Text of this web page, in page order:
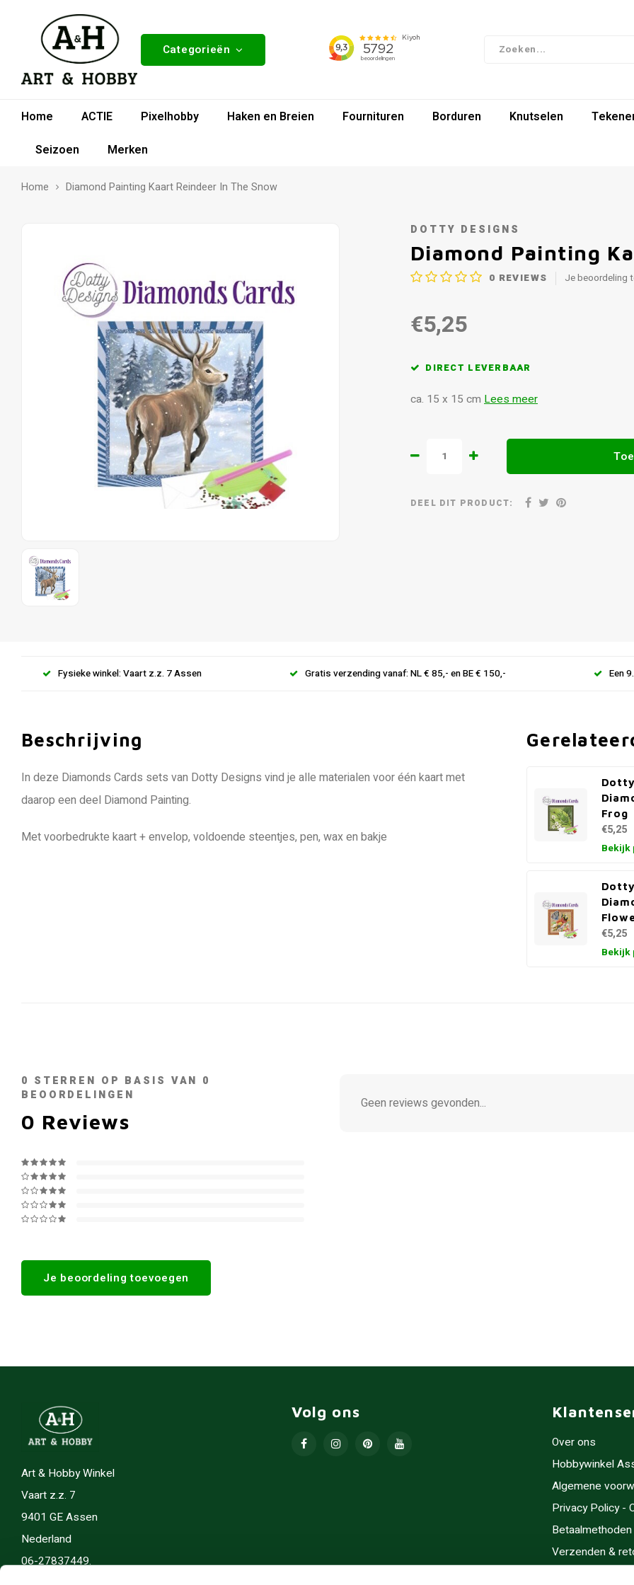
Categorieën
Home ACTIE Pixelhobby Haken en Breien Fournituren Borduren Knutselen
Seizoen
Merken
Home Diamond Painting Kaart Reindeer In The Snow
DOTTY DESIGNS
Diamond Painting
0 REVIEWS Je beoordeling
€5,25
DIRECT LEVERBAAR
ca. 15 x 15 cm Lees meer
DEEL DIT PRODUCT:
Fysieke winkel: Vaart z.z. 7 Assen Gratis verzending vanaf: NL € 85,- en BE € 150,- Een
Beschrijving
In deze Diamonds Cards sets van Dotty Designs vind je alle materialen voor één kaart met
daarop een deel Diamond Painting.
Met voorbedrukte kaart + envelop, voldoende steentjes, pen, wax en bakje
Frog
€5,25
Bekijk
€5,25
Bekijk
0 STERREN OP BASIS VAN 0
BEOORDELINGEN
0 Reviews
Je beoordeling toevoegen
Geen reviews gevonden...
Art & Hobby Winkel
Vaart z.z. 7
9401 GE Assen
Nederland
06-27837449.
Volg ons
Over ons
Hobbywinkel
Algemene
Privacy Policy -
Betaalmethoden
Verzenden &